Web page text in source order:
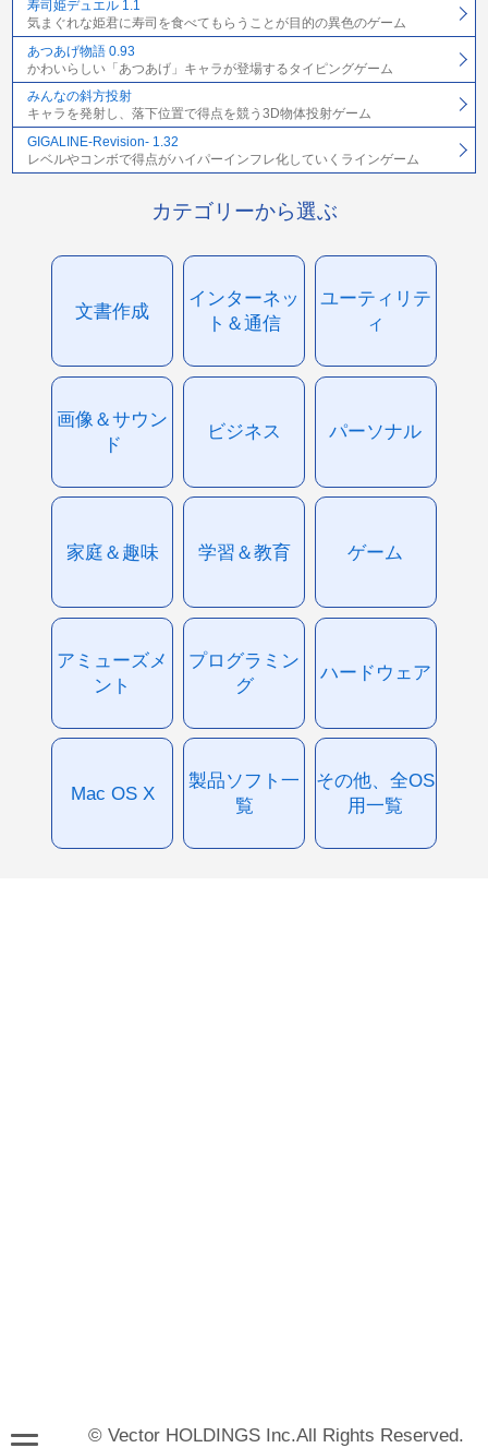
寿司姫デュエル 1.1
気まぐれな姫君に寿司を食べてもらうことが目的の異色のゲーム
あつあげ物語 0.93
かわいらしい「あつあげ」キャラが登場するタイピングゲーム
みんなの斜方投射
キャラを発射し、落下位置で得点を競う3D物体投射ゲーム
GIGALINE-Revision- 1.32
レベルやコンボで得点がハイパーインフレ化していくラインゲーム
カテゴリーから選ぶ
文書作成
インターネッ
ト＆通信
ユーティリテ
ィ
画像＆サウン
ド
ビジネス パーソナル
家庭＆趣味 学習＆教育 ゲーム
アミューズメ
ント
プログラミン
グ
ハードウェア
Mac OS X
製品ソフト一
覧
その他、全OS
用一覧
© Vector HOLDINGS Inc.All Rights Reserved.